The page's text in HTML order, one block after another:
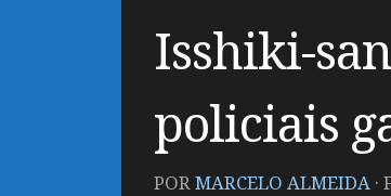
Isshiki-
policiais
PORMARCELO ALMEIDA ·